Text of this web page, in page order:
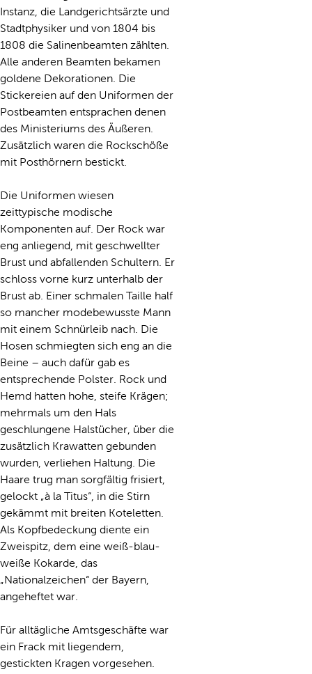
Instanz, die Landgerichtsärzte und
Stadtphysiker und von 1804 bis
1808 die Salinenbeamten zählten.
Alle anderen Beamten bekamen
goldene Dekorationen. Die
Stickereien auf den Uniformen der
Postbeamten entsprachen denen
des Ministeriums des Äußeren.
Zusätzlich waren die Rockschöße
mit Posthörnern bestickt.
Die Uniformen wiesen
zeittypische modische
Komponenten auf. Der Rock war
eng anliegend, mit geschwellter
Brust und abfallenden Schultern. Er
schloss vorne kurz unterhalb der
Brust ab. Einer schmalen Taille half
so mancher modebewusste Mann
mit einem Schnürleib nach. Die
Hosen schmiegten sich eng an die
Beine – auch dafür gab es
entsprechende Polster. Rock und
Hemd hatten hohe, steife Krägen;
mehrmals um den Hals
geschlungene Halstücher, über die
zusätzlich Krawatten gebunden
wurden, verliehen Haltung. Die
Haare trug man sorgfältig frisiert,
gelockt „à la Titus“, in die Stirn
gekämmt mit breiten Koteletten.
Als Kopfbedeckung diente ein
Zweispitz, dem eine weiß-blau-
weiße Kokarde, das
„Nationalzeichen“ der Bayern,
angeheftet war.
Für alltägliche Amtsgeschäfte war
ein Frack mit liegendem,
gestickten Kragen vorgesehen.